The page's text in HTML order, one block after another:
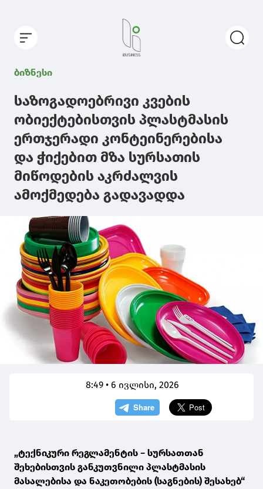
ბიზნესი
საზოგადოებრივი კვების
ობიექტებისთვის პლასტმასის
ერთჯერადი კონტეინერებისა
და ჭიქებით მზა სურსათის
მიწოდების აკრძალვის
ამოქმედება გადავადდა
8:49 • 6 ივლისი, 2026
„ტექნიკური რეგლამენტის − სურსათთან
შეხებისთვის განკუთვნილი პლასტმასის
მასალებისა და ნაკეთობების (საგნების) შესახებ“